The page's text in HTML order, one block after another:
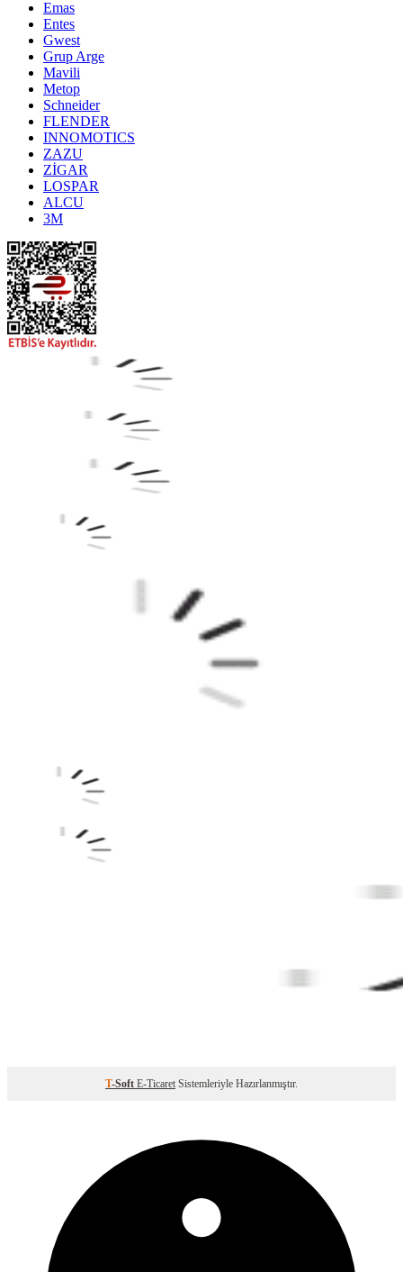
Emas
Entes
Gwest
Grup Arge
Mavili
Metop
Schneider
FLENDER
INNOMOTICS
ZAZU
ZİGAR
LOSPAR
ALCU
3M
T-Soft E-Ticaret Sistemleriyle Hazırlanmıştır.